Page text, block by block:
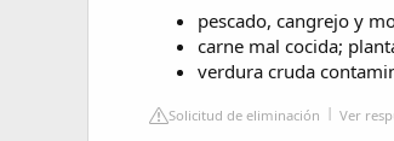
pescado, cangrejo y
carne mal cocida;
verdura cruda
Solicitud de eliminación Ver